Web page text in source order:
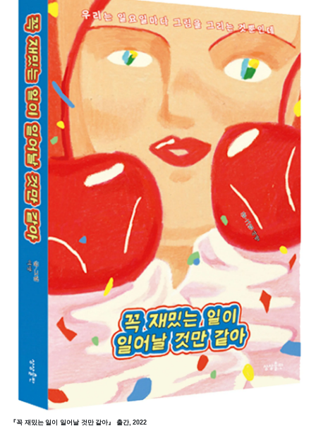
『꼭 재밌는 일이 일어날 것만 같아』 출간, 2022